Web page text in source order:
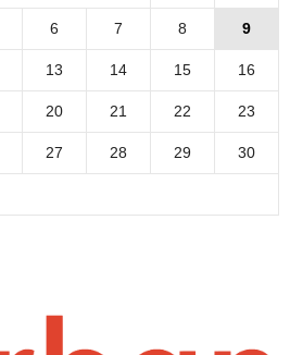
6 7 8 9
13 14 15 16
20 21 22 23
27 28 29 30